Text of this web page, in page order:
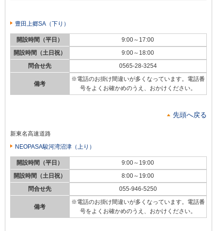
豊田上郷SA（下り）
開設時間（平日）
9:00～17:00
開設時間（土日祝）
9:00～18:00
問合せ先
0565-28-3254
備考
※電話のお掛け間違いが多くなっています。電話番
号をよくお確かめのうえ、おかけください。
先頭へ戻る
新東名高速道路
NEOPASA駿河湾沼津（上り）
開設時間（平日）
9:00～19:00
開設時間（土日祝）
8:00～19:00
問合せ先
055-946-5250
備考
※電話のお掛け間違いが多くなっています。電話番
号をよくお確かめのうえ、おかけください。